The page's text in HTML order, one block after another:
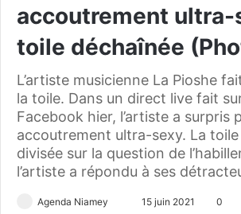
accoutrement ultra-
toile déchaînée
L’artiste musicienne La Pioshe
la toile. Dans un direct live fait
Facebook hier, l’artiste a surpris
accoutrement ultra-sexy. La toile
divisée sur la question de
l’artiste a répondu à ses
Agenda Niamey 15 juin 2021 0